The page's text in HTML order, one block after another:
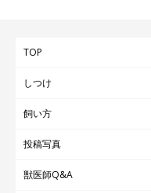
TOP
しつけ
飼い方
投稿写真
獣医師Q&A